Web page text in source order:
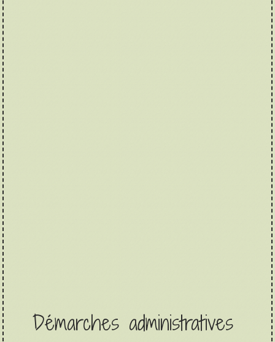
Démarches administratives